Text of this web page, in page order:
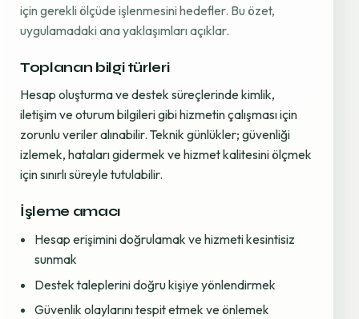
için gerekli ölçüde işlenmesini hedefler. Bu özet,
uygulamadaki ana yaklaşımları açıklar.
Toplanan bilgi türleri
Hesap oluşturma ve destek süreçlerinde kimlik,
iletişim ve oturum bilgileri gibi hizmetin çalışması için
zorunlu veriler alınabilir. Teknik günlükler; güvenliği
izlemek, hataları gidermek ve hizmet kalitesini ölçmek
için sınırlı süreyle tutulabilir.
İşleme amacı
Hesap erişimini doğrulamak ve hizmeti kesintisiz
sunmak
Destek taleplerini doğru kişiye yönlendirmek
Güvenlik olaylarını tespit etmek ve önlemek